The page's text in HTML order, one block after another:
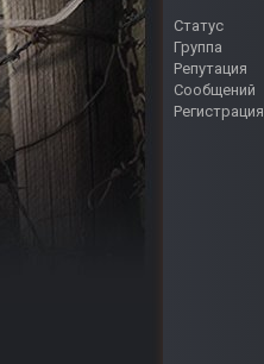
Статус
Группа
Репутация
Сообщений
Регистрация